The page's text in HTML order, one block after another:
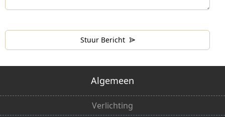
Stuur Bericht
Algemeen
Verlichting